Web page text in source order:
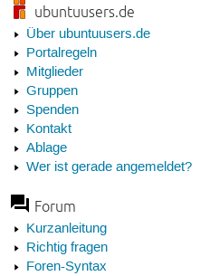
ubuntuusers.de
Über ubuntuusers.de
Portalregeln
Mitglieder
Gruppen
Spenden
Kontakt
Ablage
Wer ist gerade angemeldet?
Forum
Kurzanleitung
Richtig fragen
Foren-Syntax